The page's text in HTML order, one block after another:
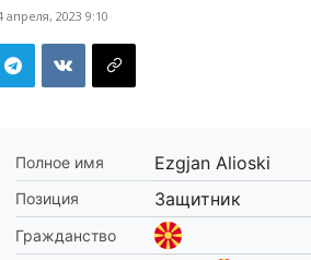
апреля, 2023 9:10
Полное имя Ezgjan Alioski
Позиция Защитник
Гражданство